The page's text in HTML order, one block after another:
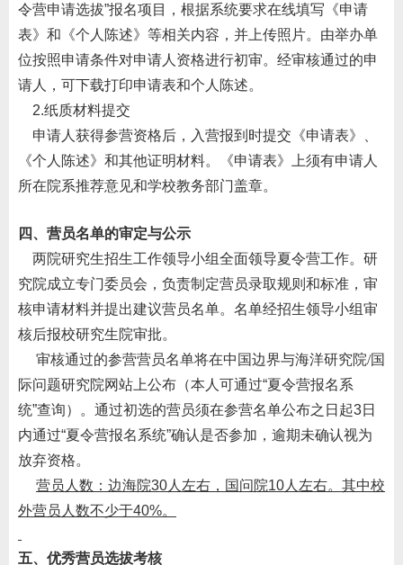
令营申请选拔”报名项目，根据系统要求在线填写《申请
表》和《个人陈述》等相关内容，并上传照片。由举办单
位按照申请条件对申请人资格进行初审。经审核通过的申
请人，可下载打印申请表和个人陈述。
2.纸质材料提交
申请人获得参营资格后，入营报到时提交《申请表》、
《个人陈述》和其他证明材料。《申请表》上须有申请人
所在院系推荐意见和学校教务部门盖章。
四、营员名单的审定与公示
两院研究生招生工作领导小组全面领导夏令营工作。研
究院成立专门委员会，负责制定营员录取规则和标准，审
核申请材料并提出建议营员名单。名单经招生领导小组审
核后报校研究生院审批。
审核通过的参营营员名单将在中国边界与海洋研究院/国
际问题研究院网站上公布（本人可通过“夏令营报名系
统”查询）。通过初选的营员须在参营名单公布之日起3日
内通过“夏令营报名系统”确认是否参加，逾期未确认视为
放弃资格。
营员人数： 边海院30 人左右， 国问院10 人左右。 其中校
外营员人数不少于40%。
五、优秀营员选拔考核